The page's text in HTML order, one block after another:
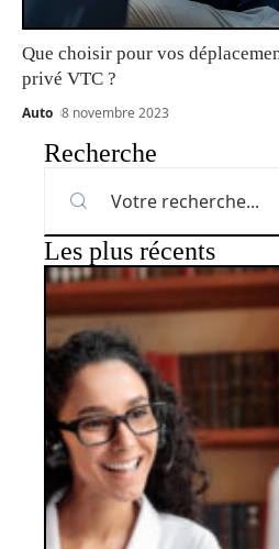
Que choisir pour vos
privé VTC ?
Auto 8 novembre 2023
Recherche
Les plus récents